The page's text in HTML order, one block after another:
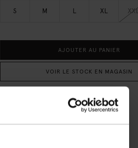
S M L XL XXL
AJOUTER AU PANIER
VOIR LE STOCK EN MAGASIN
Livraison gratuite en magasin
Livraison rapide